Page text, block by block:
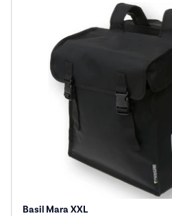
Basil Mara XXL